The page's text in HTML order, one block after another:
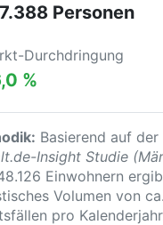
Personen
Durchdringung
%
Basierend auf der
Insight Studie
Einwohnern
Volumen von
pro